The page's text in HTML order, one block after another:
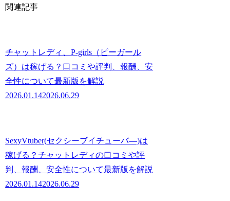
関連記事
チャットレディ、P-girls（ピーガール
ズ）は稼げる？口コミや評判、報酬、安
全性について最新版を解説
2026.01.142026.06.29
SexyVtuber(セクシーブイチューバ―)は
稼げる？チャットレディの口コミや評
判、報酬、安全性について最新版を解説
2026.01.142026.06.29